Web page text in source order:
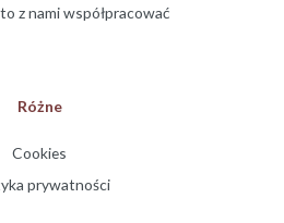
z nami współpracować
Różne
Cookies
prywatności